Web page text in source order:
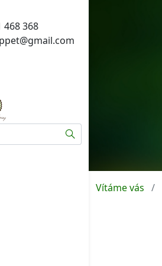
468 368
Spring
Hledat
Vítáme vás